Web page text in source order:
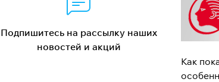
Как
Подпишитесь на рассылку наших
новостей и акций